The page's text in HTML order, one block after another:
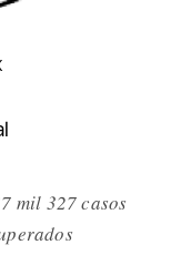
mil 327 casos